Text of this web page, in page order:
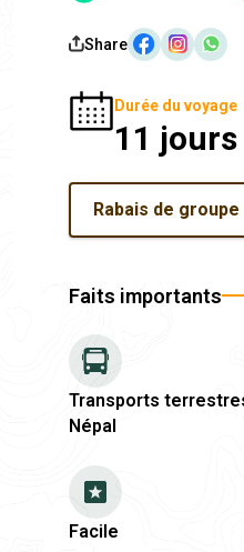
Share
Durée du voyage
11 jours
Rabais de groupe
Faits importants
Transports
Népal
Facile